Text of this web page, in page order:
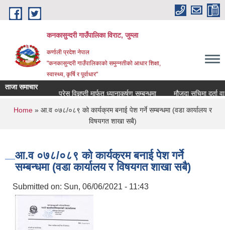
Skip to main content
कनकासुन्दरी गाउँपालिका विराट, जुम्ला
कर्णाली प्रदेश नेपाल
"कनकासुन्दरी गाउँपालिकाको समुन्नतीको आधार शिक्षा,
स्वास्थ्य, कृर्षि र पूर्वाधार"
ताजा समाचार
प्रेस विज्ञप्ती मार्फत ध्यानाकर्षण सम्बन्धमा
मौजुदा सुचिमा दर्ता वा
You are here
Home» आ.व ०७८/०८९ को कार्यक्रम बनाई पेश गर्ने सम्बन्धमा (वडा कार्यालय र
विषयगत शाखा सबै)
आ.व ०७८/०८९ को कार्यक्रम बनाई पेश गर्ने
सम्बन्धमा (वडा कार्यालय र विषयगत शाखा सबै)
Submitted on: Sun, 06/06/2021 - 11:43